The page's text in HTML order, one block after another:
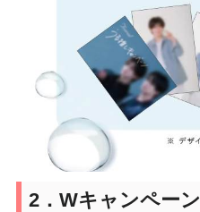
2．Wキャンペーン